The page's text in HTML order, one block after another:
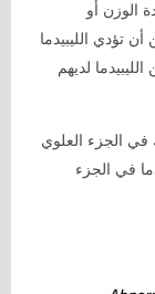
الوزن أو
تؤدي الليبيدما
لديهم
في الجزء العلوي
في الجزء